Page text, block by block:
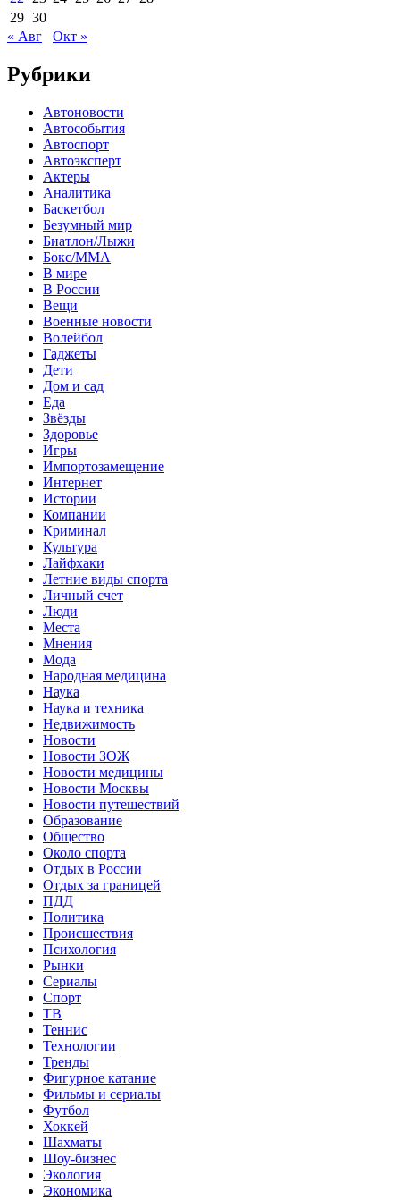
29 30
« Авг
Окт »
Рубрики
Автоновости
Автособытия
Автоспорт
Автоэксперт
Актеры
Аналитика
Баскетбол
Безумный мир
Биатлон/Лыжи
Бокс/MMA
В мире
В России
Вещи
Военные новости
Волейбол
Гаджеты
Дети
Дом и сад
Еда
Звёзды
Здоровье
Игры
Импортозамещение
Интернет
Истории
Компании
Криминал
Культура
Лайфхаки
Летние виды спорта
Личный счет
Люди
Места
Мнения
Мода
Народная медицина
Наука
Наука и техника
Недвижимость
Новости
Новости ЗОЖ
Новости медицины
Новости Москвы
Новости путешествий
Образование
Общество
Около спорта
Отдых в России
Отдых за границей
ПДД
Политика
Происшествия
Психология
Рынки
Сериалы
Спорт
ТВ
Теннис
Технологии
Тренды
Фигурное катание
Фильмы и сериалы
Футбол
Хоккей
Шахматы
Шоу-бизнес
Экология
Экономика